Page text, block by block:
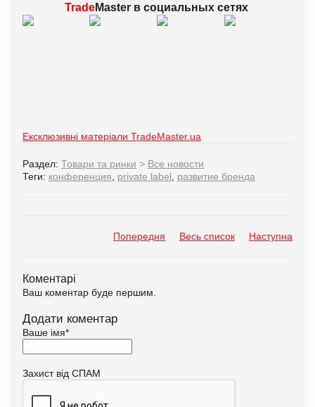
TradeMaster всоциальных сетях
Ексклюзивні матеріали TradeMaster.ua
Раздел: Товари та ринки > Все новости
Теги: конференция private label развитие бренда
Попередня Весь список Наступна
Коментарі
Ваш коментар буде першим.
Додати коментар
Ваше імя*
Захист від СПАМ